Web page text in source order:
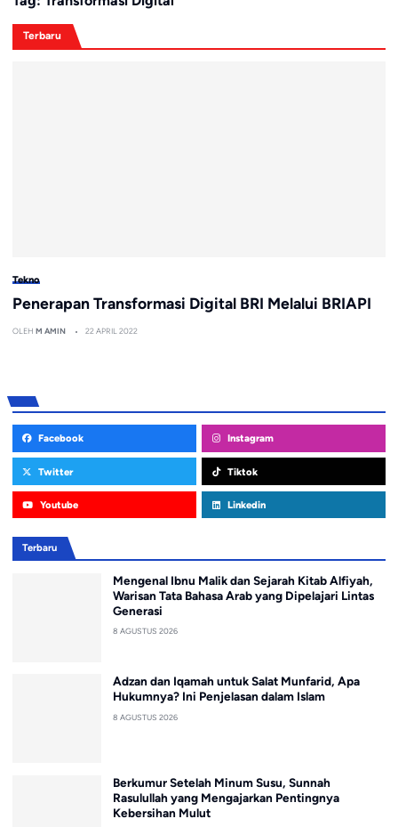
Terbaru
Tekno
Penerapan Transformasi Digital BRI Melalui BRIAPI
OLEH M AMIN 22 APRIL 2022
Facebook Instagram
Twitter Tiktok
Youtube Linkedin
Terbaru
Mengenal Ibnu Malik dan Sejarah Kitab Alfiyah,
Warisan Tata Bahasa Arab yang Dipelajari Lintas
Generasi
8 AGUSTUS 2026
Adzan dan Iqamah untuk Salat Munfarid, Apa
Hukumnya? Ini Penjelasan dalam Islam
8 AGUSTUS 2026
Berkumur Setelah Minum Susu, Sunnah
Rasulullah yang Mengajarkan Pentingnya
Kebersihan Mulut